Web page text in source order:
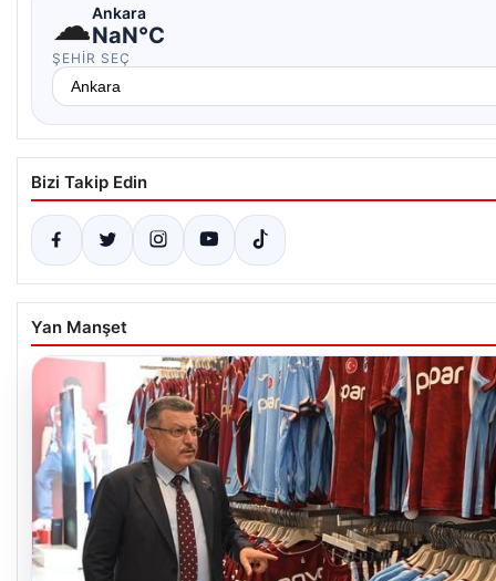
☁Ankara
NaN°C
ŞEHIR SEÇ
Bizi Takip Edin
Yan Manşet